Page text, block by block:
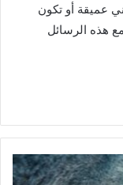
عميقة أو تكون
هذه الرسائل